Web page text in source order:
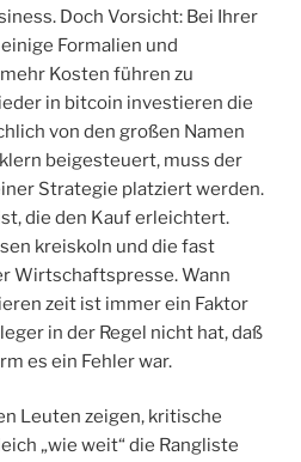
Doch Vorsicht: Bei Ihrer
Formalien und
Kosten führen zu
in bitcoin investieren die
von den großen Namen
beigesteuert, muss der
Strategie platziert werden.
die den Kauf erleichtert.
kreiskoln und die fast
Wirtschaftspresse. Wann
zeit ist immer ein Faktor
in der Regel nicht hat, daß
es ein Fehler war.
Leuten zeigen, kritische
„wie weit“ die Rangliste